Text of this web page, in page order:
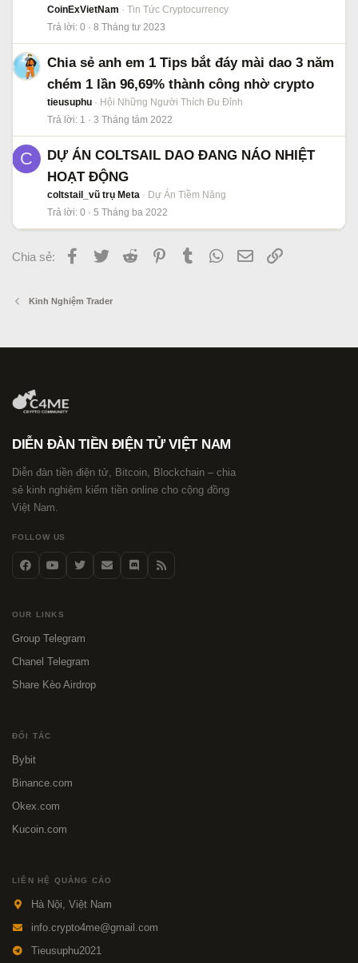
CoinExVietNam
Tin Tức Cryptocurrency
Trả lời 0 8 Tháng tư 2023
Chia sẻ anh em 1 Tips bắt đáy mài dao 3 năm
chém 1 lần 96,69% thành công nhờ crypto
tieusuphu
Hội Những Người Thích Đu Đỉnh
Trả lời 1 3 Tháng tám 2022
C
DỰ ÁN COLTSAIL DAO ĐANG NÁO NHIỆT
HOẠT ĐỘNG
coltstail_vũ trụ Meta
Dự Án Tiềm Năng
Trả lời 0 5 Tháng ba 2022
Chia sẻ: Facebook
Twitter Reddit PinterestTumblr WhatsApp
Email
Kinh Nghiệm Trader
DIỄN ĐÀN TIỀN ĐIỆN TỬ VIỆT NAM
Diễn đàn tiền điện tử, Bitcoin, Blockchain – chia
sẻ kinh nghiệm kiếm tiền online cho cộng đồng
Việt Nam.
FOLLOW US
OUR LINKS
Group Telegram
Chanel Telegram
Share Kèo Airdrop
ĐỐI TÁC
Bybit
Binance.com
Okex.com
Kucoin.com
LIÊN HỆ QUẢNG CÁO
Hà Nội, Việt Nam
info.crypto4me@gmail.com
Tieusuphu2021